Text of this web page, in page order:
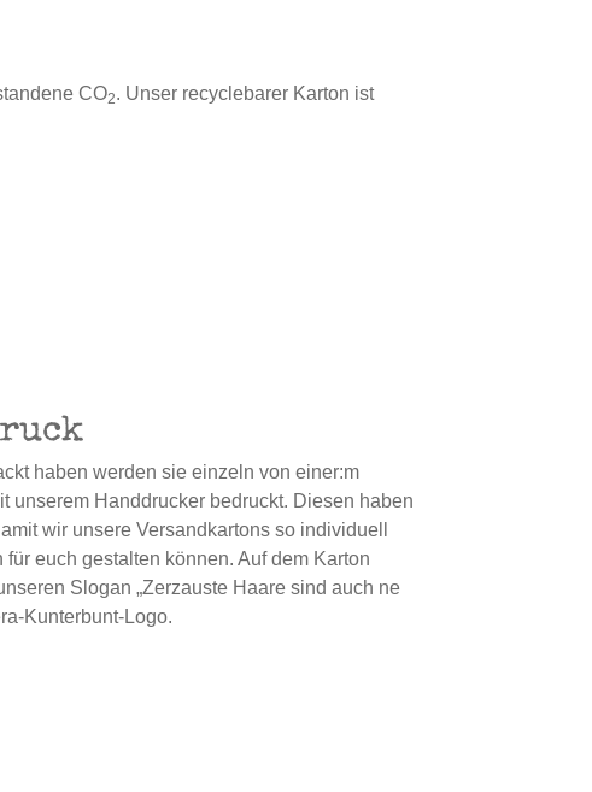
CO2. Unser recyclebarer Karton ist
haben werden sie einzeln von einer:m
unserem Handdrucker bedruckt. Diesen haben
wir unsere Versandkartons so individuell
euch gestalten können. Auf dem Karton
Slogan „Zerzauste Haare sind auch ne
Kunterbunt-Logo.